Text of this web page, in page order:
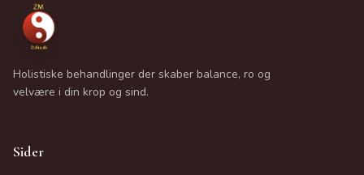
Holistiske behandlinger der skaber balance, ro og
velvære i din krop og sind.
Sider